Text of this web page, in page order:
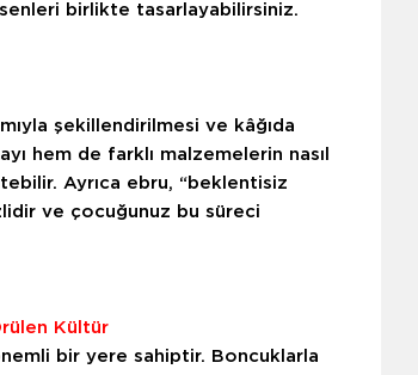
birlikte tasarlayabilirsiniz.
şekillendirilmesi ve kâğıda
hem de farklı malzemelerin nasıl
Ayrıca ebru, “beklentisiz
ve çocuğunuz bu süreci
Kültür
bir yere sahiptir. Boncuklarla